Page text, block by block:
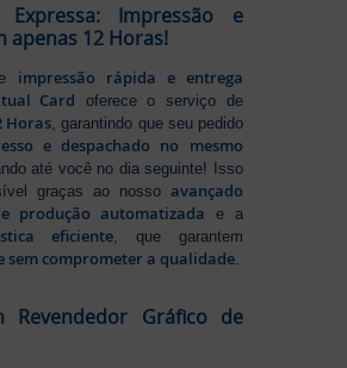
Expressa: Impressão e
apenas 12 Horas!
impressão rápida e entrega
Card oferece o serviço de
Horas, garantindo que seu pedido
e despachado no mesmo
até você no dia seguinte! Isso
graças ao nosso avançado
produção automatizada e a
eficiente, que garantem
sem comprometer a qualidade.
Revendedor Gráfico de